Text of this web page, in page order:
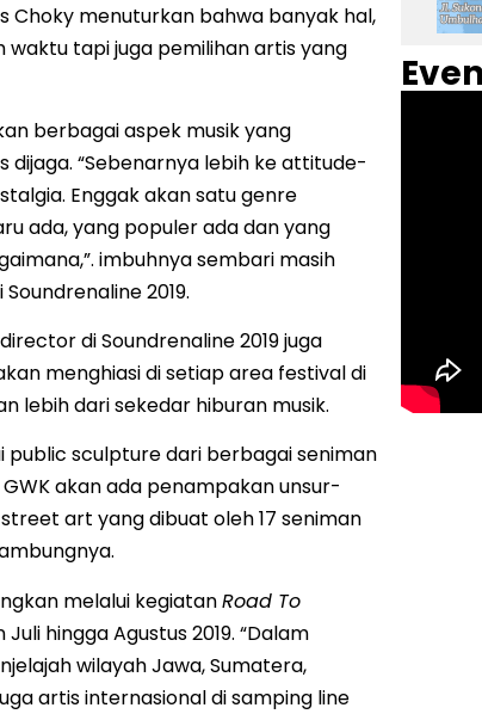
Choky menuturkan bahwa banyak hal,
waktu tapi juga pemilihan artis yang
berbagai aspek musik yang
“Sebenarnya lebih ke attitude-
Enggak akan satu genre
ada, yang populer ada dan yang
imbuhnya sembari masih
2019.
di Soundrenaline 2019 juga
menghiasi di setiap area festival di
lebih dari sekedar hiburan musik.
public sculpture dari berbagai seniman
akan ada penampakan unsur-
art yang dibuat oleh 17 seniman
melalui kegiatanRoad To
hingga Agustus 2019. “Dalam
wilayah Jawa, Sumatera,
artis internasional di samping line